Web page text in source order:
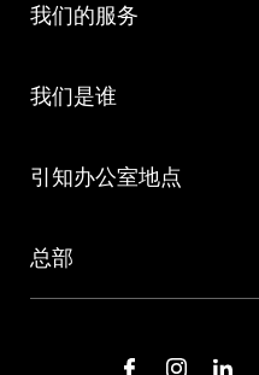
我们的服务
我们是谁
引知办公室地点
总部